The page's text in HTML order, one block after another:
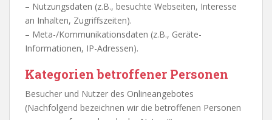
– Nutzungsdaten (z.B., besuchte Webseiten, Interesse
an Inhalten, Zugriffszeiten).
– Meta-/Kommunikationsdaten (z.B., Geräte-
Informationen, IP-Adressen).
Kategorien betroffener Personen
Besucher und Nutzer des Onlineangebotes
(Nachfolgend bezeichnen wir die betroffenen Personen